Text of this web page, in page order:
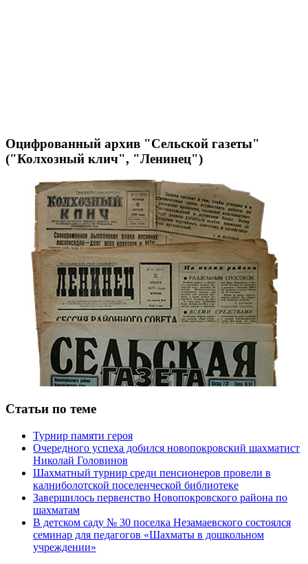
Оцифрованный архив "Сельской газеты"
("Колхозный клич", "Ленинец")
Статьи по теме
Турнир памяти героя
Очередного успеха добился новопокровский шахматист
Николай Головинов
Шахматный турнир среди пенсионеров провели в
калниболотской поселенческой библиотеке
Завершилось первенство Новопокровского района по
шахматам
В детском саду № 30 поселка Незамаевского состоялся
семинар для педагогов «Шахматы в дошкольном
учреждении»